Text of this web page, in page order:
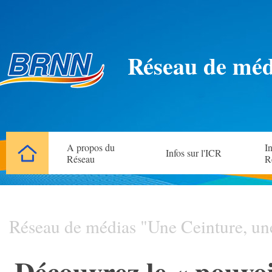
Réseau de
A propos du
Réseau
Infos sur l'ICR
Réseau de médias "Une Ceinture,